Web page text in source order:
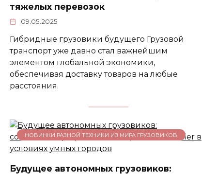
тяжелых перевозок
09.05.2025
Гибридные грузовики будущего Грузовой
транспорт уже давно стал важнейшим
элементом глобальной экономики,
обеспечивая доставку товаров на любые
расстояния.
НОВИНКИ РАЗНОЙ ТЕХНИКИ ИЗ МИРА ГРУЗОВИКОВ.
Будущее автономных грузовиков: